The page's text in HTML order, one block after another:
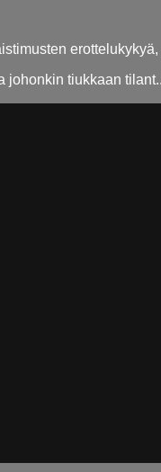
johonkin tiukkaan